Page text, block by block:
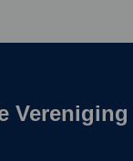
Vereniging